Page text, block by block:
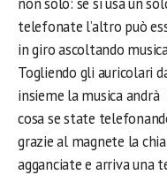
telefonate l’altro può
in giro ascoltando
Togliendo gli auricolari
insieme la musica
cosa se state
grazie al magnete la
agganciate e arriva una